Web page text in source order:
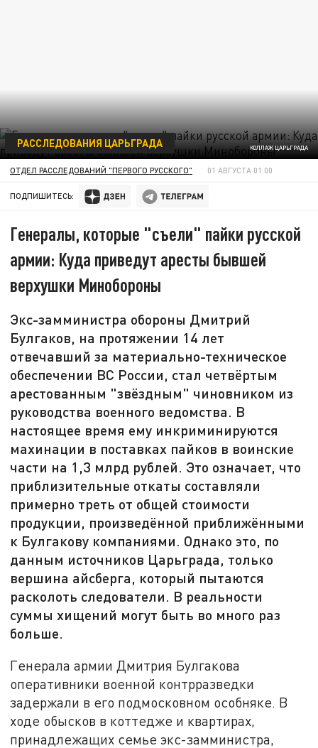
КОЛЛАЖ ЦАРЬГРАДА
РАССЛЕДОВАНИЯ ЦАРЬГРАДА
ОТДЕЛ РАССЛЕДОВАНИЙ "ПЕРВОГО РУССКОГО" 01 АВГУСТА 01:00
ПОДПИШИТЕСЬ:
Генералы, которые "съели" пайки русской
армии: Куда приведут аресты бывшей
верхушки Минобороны
Экс-замминистра обороны Дмитрий
Булгаков, на протяжении 14 лет
отвечавший за материально-техническое
обеспечении ВС России, стал четвёртым
арестованным "звёздным" чиновником из
руководства военного ведомства. В
настоящее время ему инкриминируются
махинации в поставках пайков в воинские
части на 1,3 млрд рублей. Это означает, что
приблизительные откаты составляли
примерно треть от общей стоимости
продукции, произведённой приближёнными
к Булгакову компаниями. Однако это, по
данным источников Царьграда, только
вершина айсберга, который пытаются
расколоть следователи. В реальности
суммы хищений могут быть во много раз
больше.
Генерала армии Дмитрия Булгакова
оперативники военной контрразведки
задержали в его подмосковном особняке. В
ходе обысков в коттедже и квартирах,
принадлежащих семье экс-замминистра,